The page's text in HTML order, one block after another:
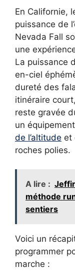
En Californie,
puissance de
Nevada Fall
une
La puissance
en-ciel
dureté des
itinéraire
reste gravée
un
de l’altitude et
roches polies.
A lire :
méthode
sentiers
Voici un
programmer
marche :